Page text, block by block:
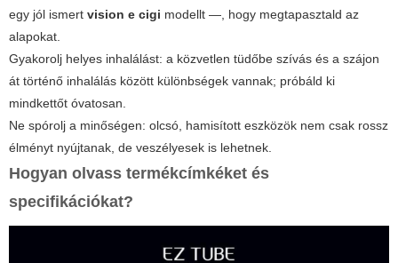
egy jól ismert vision e cigi modellt —, hogy megtapasztald az
alapokat.
Gyakorolj helyes inhalálást: a közvetlen tüdőbe szívás és a szájon
át történő inhalálás között különbségek vannak; próbáld ki
mindkettőt óvatosan.
Ne spórolj a minőségen: olcsó, hamisított eszközök nem csak rossz
élményt nyújtanak, de veszélyesek is lehetnek.
Hogyan olvass termékcímkéket és
specifikációkat?